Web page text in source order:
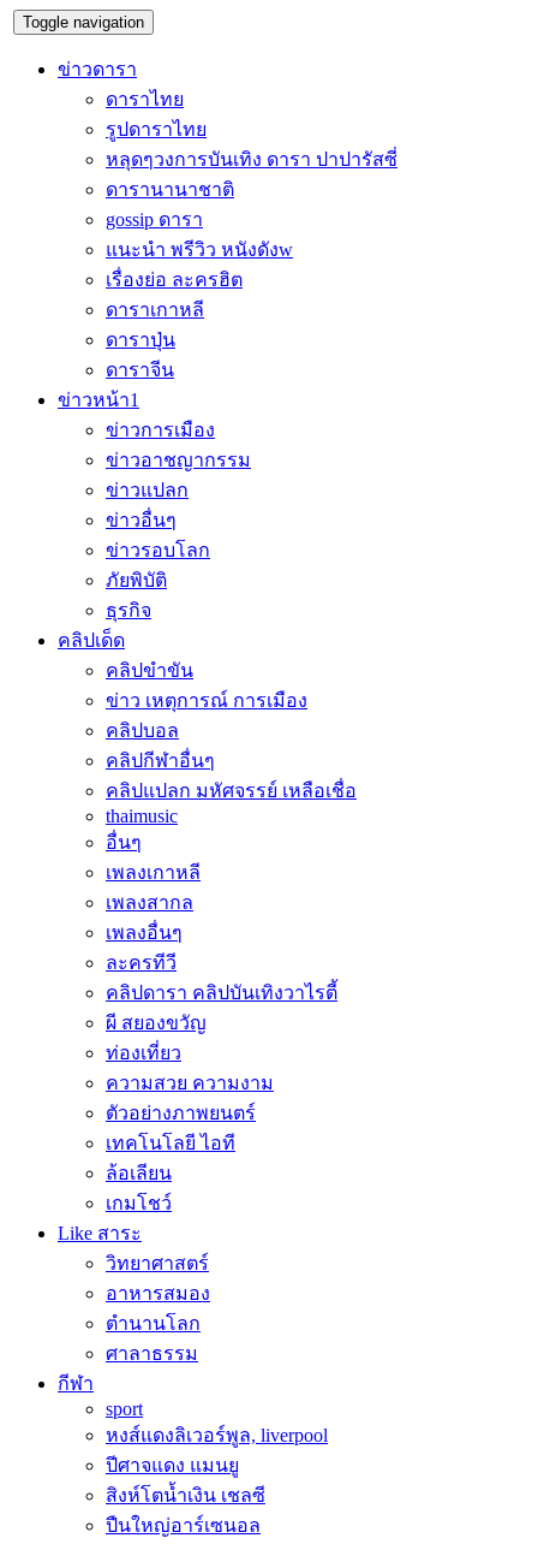
Toggle navigation
ข่าวดารา
ดาราไทย
รูปดาราไทย
หลุดๆวงการบันเทิง ดารา ปาปารัสซี่
ดารานานาชาติ
gossip ดารา
แนะนำ พรีวิว หนังดังw
เรื่องย่อ ละครฮิต
ดาราเกาหลี
ดาราปุ่น
ดาราจีน
ข่าวหน้า1
ข่าวการเมือง
ข่าวอาชญากรรม
ข่าวแปลก
ข่าวอื่นๆ
ข่าวรอบโลก
ภัยพิบัติ
ธุรกิจ
คลิปเด็ด
คลิปขำขัน
ข่าว เหตุการณ์ การเมือง
คลิปบอล
คลิปกีฬาอื่นๆ
คลิปแปลก มหัศจรรย์ เหลือเชื่อ
thaimusic
อื่นๆ
เพลงเกาหลี
เพลงสากล
เพลงอื่นๆ
ละครทีวี
คลิปดารา คลิปบันเทิงวาไรตี้
ผี สยองขวัญ
ท่องเที่ยว
ความสวย ความงาม
ตัวอย่างภาพยนตร์
เทคโนโลยี ไอที
ล้อเลียน
เกมโชว์
Like สาระ
วิทยาศาสตร์
อาหารสมอง
ตำนานโลก
ศาลาธรรม
กีฬา
sport
หงส์แดงลิเวอร์พูล, liverpool
ปีศาจแดง แมนยู
สิงห์โตน้ำเงิน เชลซี
ปืนใหญ่อาร์เซนอล